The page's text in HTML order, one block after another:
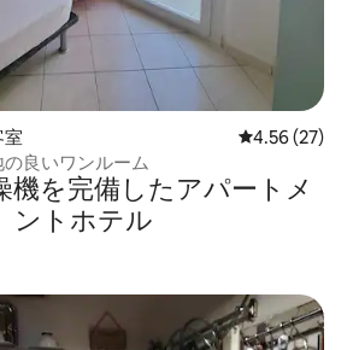
室 レビュー27
4.56 (27)
良いワンルーム
機を完備したアパートメ
ントホテル